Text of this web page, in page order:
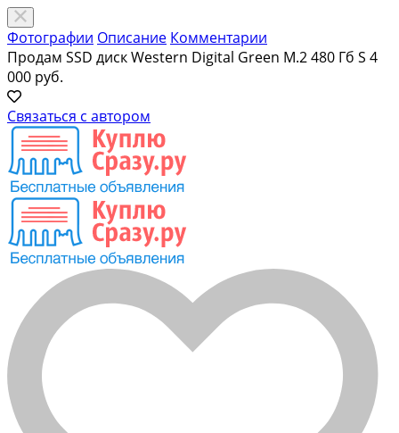
Фотографии Описание Комментарии
Продам SSD диск Western Digital Green M.2 480 Гб S 4
000 руб.
Связаться с автором